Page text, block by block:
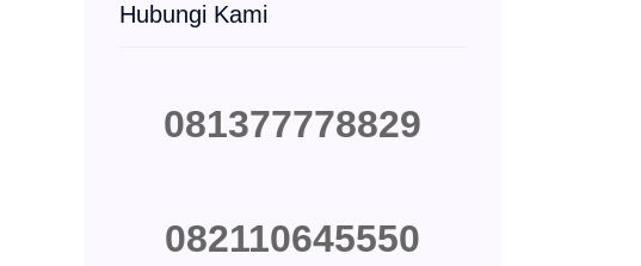
Hubungi Kami
081377778829
082110645550